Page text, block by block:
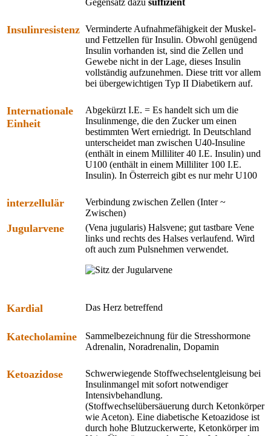
Insulinresistenz Verminderte Aufnahmefähigkeit der Muskel-
und Fettzellen für Insulin. Obwohl genügend
Insulin vorhanden ist, sind die Zellen und
Gewebe nicht in der Lage, dieses Insulin
vollständig aufzunehmen. Diese tritt vor allem
bei übergewichtigen Typ II Diabetikern auf.
Internationale
Einheit
Abgekürzt I.E. = Es handelt sich um die
Insulinmenge, die den Zucker um einen
bestimmten Wert erniedrigt. In Deutschland
unterscheidet man zwischen U40-Insuline
(enthält in einem Milliliter 40 I.E. Insulin) und
U100 (enthält in einem Milliliter 100 I.E.
Insulin). In Österreich gibt es nur mehr U100
interzellulär
Verbindung zwischen Zellen (Inter ~
Zwischen)
Jugularvene
(Vena jugularis) Halsvene; gut tastbare Vene
links und rechts des Halses verlaufend. Wird
oft auch zum Pulsnehmen verwendet.
Kardial Das Herz betreffend
Katecholamine
Sammelbezeichnung für die Stresshormone
Adrenalin, Noradrenalin, Dopamin
Ketoazidose
Schwerwiegende Stoffwechselentgleisung bei
Insulinmangel mit sofort notwendiger
Intensivbehandlung.
(Stoffwechselübersäuerung durch Ketonkörper
wie Aceton). Eine diabetische Ketoazidose ist
durch hohe Blutzuckerwerte, Ketonkörper im